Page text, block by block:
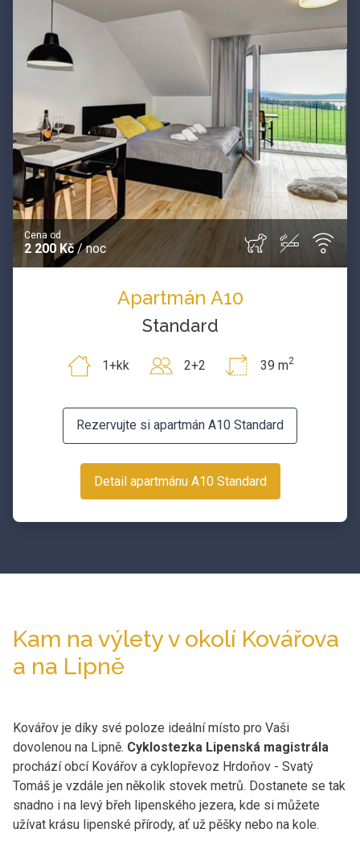
Cena od
2 200 Kč/ noc
Apartmán A10
Standard
1+kk 2+2 39 m2
Rezervujte si apartmán A10 Standard
Detail apartmánu A10 Standard
Kam na výlety v okolí Kovářova
a na Lipně
Kovářov je díky své poloze ideální místo pro Vaši
dovolenou na Lipně. Cyklostezka Lipenská magistrála
prochází obcí Kovářov a cyklopřevoz Hrdoňov - Svatý
Tomáš je vzdále jen několik stovek metrů. Dostanete se tak
snadno i na levý břeh lipenského jezera, kde si můžete
užívat krásu lipenské přírody, ať už pěšky nebo na kole.